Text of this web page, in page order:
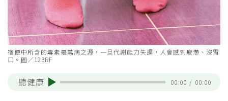
宿便中所含的毒素是萬病之源，一旦代謝能力失調，人會感到疲憊、沒胃
口。圖／123RF
聽健康 00:00 / 00:00